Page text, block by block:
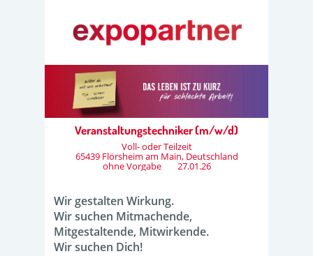
Veranstaltungstechniker (m/w/d)
Voll- oder Teilzeit
65439 Flörsheim am Main, Deutschland
ohne Vorgabe 27.01.26
Wir gestalten Wirkung.
Wir suchen Mitmachende,
Mitgestaltende, Mitwirkende.
Wir suchen Dich!